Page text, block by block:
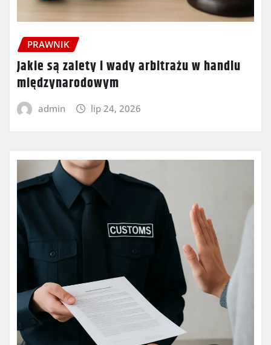
PRAWNIK
Jakie są zalety i wady arbitrażu w handlu
międzynarodowym
admin lip 24, 2026